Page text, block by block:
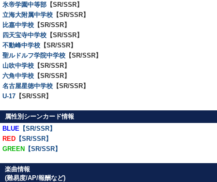
氷帝学園中等部 【SR/SSR】
立海大附属中学校 【SR/SSR】
比嘉中学校 【SR/SSR】
四天宝寺中学校 【SR/SSR】
不動峰中学校 【SR/SSR】
聖ルドルフ学院中学校 【SR/SSR】
山吹中学校 【SR/SSR】
六角中学校 【SR/SSR】
名古屋星徳中学校 【SR/SSR】
U-17 【SR/SSR】
属性別シーンカード情報
BLUE 【SR/SSR】
RED 【SR/SSR】
GREEN 【SR/SSR】
楽曲情報
(難易度/AP/報酬など)